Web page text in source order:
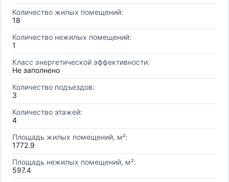
Количество жилых помещений:
18
Количество нежилых помещений:
1
Класс энергетической эффективности:
Не заполнено
Количество подъездов:
3
Количество этажей:
4
Площадь жилых помещений, м²:
1772.9
Площадь нежилых помещений, м²:
597.4